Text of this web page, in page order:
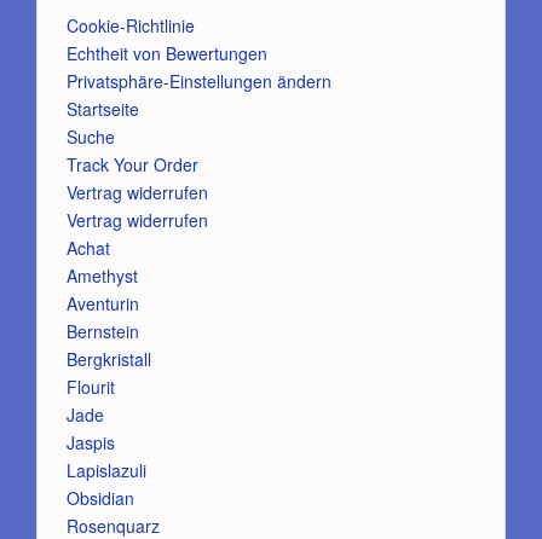
Cookie-Richtlinie
Echtheit von Bewertungen
Privatsphäre-Einstellungen ändern
Startseite
Suche
Track Your Order
Vertrag widerrufen
Vertrag widerrufen
Achat
Amethyst
Aventurin
Bernstein
Bergkristall
Flourit
Jade
Jaspis
Lapislazuli
Obsidian
Rosenquarz